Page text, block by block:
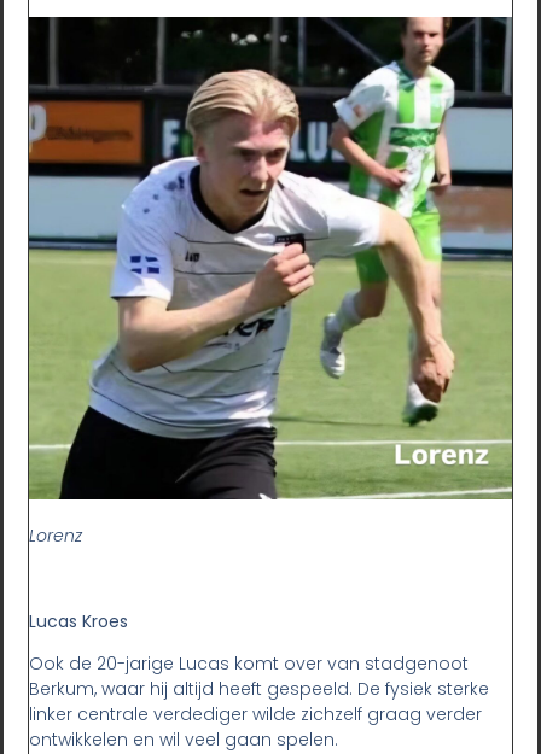
Lorenz
Lucas Kroes
Ook de 20-jarige Lucas komt over van stadgenoot
Berkum, waar hij altijd heeft gespeeld. De fysiek sterke
linker centrale verdediger wilde zichzelf graag verder
ontwikkelen en wil veel gaan spelen.